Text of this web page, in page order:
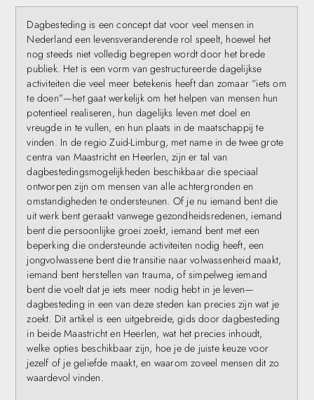
Dagbesteding is een concept dat voor veel mensen in
Nederland een levensveranderende rol speelt, hoewel het
nog steeds niet volledig begrepen wordt door het brede
publiek. Het is een vorm van gestructureerde dagelijkse
activiteiten die veel meer betekenis heeft dan zomaar “iets om
te doen”—het gaat werkelijk om het helpen van mensen hun
potentieel realiseren, hun dagelijks leven met doel en
vreugde in te vullen, en hun plaats in de maatschappij te
vinden. In de regio Zuid-Limburg, met name in de twee grote
centra van Maastricht en Heerlen, zijn er tal van
dagbestedingsmogelijkheden beschikbaar die speciaal
ontworpen zijn om mensen van alle achtergronden en
omstandigheden te ondersteunen. Of je nu iemand bent die
uit werk bent geraakt vanwege gezondheidsredenen, iemand
bent die persoonlijke groei zoekt, iemand bent met een
beperking die ondersteunde activiteiten nodig heeft, een
jongvolwassene bent die transitie naar volwassenheid maakt,
iemand bent herstellen van trauma, of simpelweg iemand
bent die voelt dat je iets meer nodig hebt in je leven—
dagbesteding in een van deze steden kan precies zijn wat je
zoekt. Dit artikel is een uitgebreide, gids door dagbesteding
in beide Maastricht en Heerlen, wat het precies inhoudt,
welke opties beschikbaar zijn, hoe je de juiste keuze voor
jezelf of je geliefde maakt, en waarom zoveel mensen dit zo
waardevol vinden.